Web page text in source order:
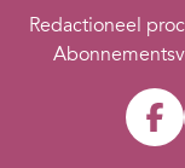
Redactioneel